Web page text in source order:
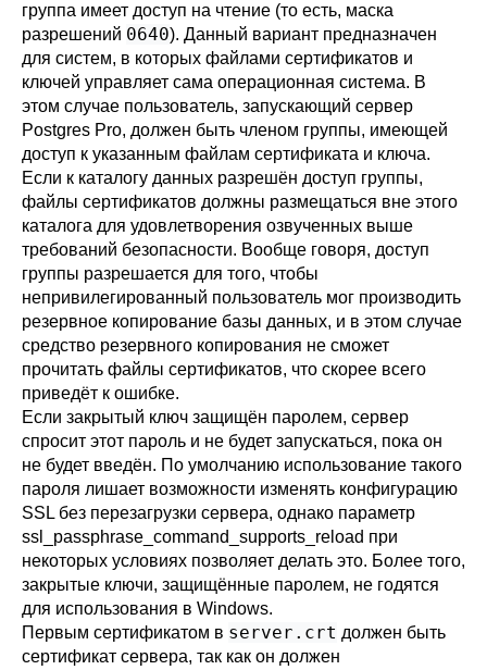
группа имеет доступ на чтение (то есть, маска
разрешений 0640). Данный вариант предназначен
для систем, в которых файлами сертификатов и
ключей управляет сама операционная система. В
этом случае пользователь, запускающий сервер
Postgres Pro, должен быть членом группы, имеющей
доступ к указанным файлам сертификата и ключа.
Если к каталогу данных разрешён доступ группы,
файлы сертификатов должны размещаться вне этого
каталога для удовлетворения озвученных выше
требований безопасности. Вообще говоря, доступ
группы разрешается для того, чтобы
непривилегированный пользователь мог производить
резервное копирование базы данных, и в этом случае
средство резервного копирования не сможет
прочитать файлы сертификатов, что скорее всего
приведёт к ошибке.
Если закрытый ключ защищён паролем, сервер
спросит этот пароль и не будет запускаться, пока он
не будет введён. По умолчанию использование такого
пароля лишает возможности изменять конфигурацию
SSL без перезагрузки сервера, однако параметр
ssl_passphrase_command_supports_reload при
некоторых условиях позволяет делать это. Более того,
закрытые ключи, защищённые паролем, не годятся
для использования в Windows.
Первым сертификатом в server.crt должен быть
сертификат сервера, так как он должен